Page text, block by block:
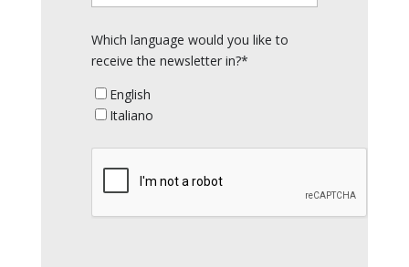
Which language would you like to
receive the newsletter in?*
English
Italiano